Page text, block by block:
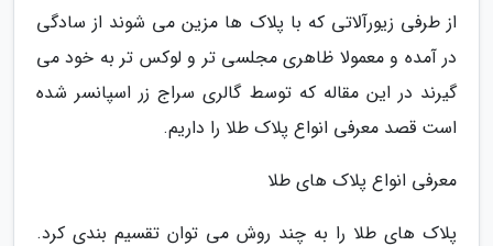
از طرفی زیورآلاتی که با پلاک ها مزین می شوند از سادگی
در آمده و معمولا ظاهری مجلسی تر و لوکس تر به خود می
گیرند در این مقاله که توسط گالری سراج زر اسپانسر شده
است قصد معرفی انواع پلاک طلا را داریم.
معرفی انواع پلاک های طلا
پلاک های طلا را به چند روش می توان تقسیم بندی کرد.